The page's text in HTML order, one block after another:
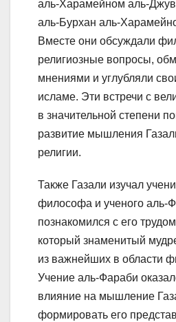
аль-Харамейном аль-
аль-Бурхан аль-
Вместе они обсуждали
религиозные вопросы,
мнениями и углубляли
исламе. Эти встречи с
в значительной степени
развитие мышления
религии.
Также Газали изучал
философа и ученого аль-
познакомился с его
который знаменитый
из важнейших в области
Учение аль-Фараби
влияние на мышление
формировать его